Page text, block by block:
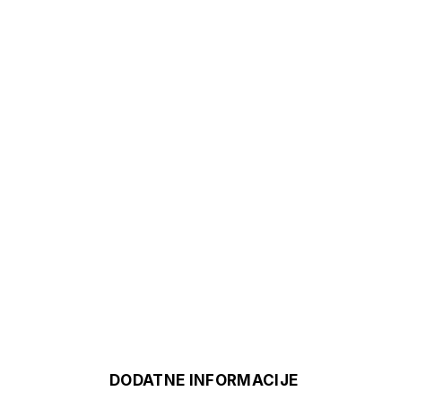
DODATNE INFORMACIJE